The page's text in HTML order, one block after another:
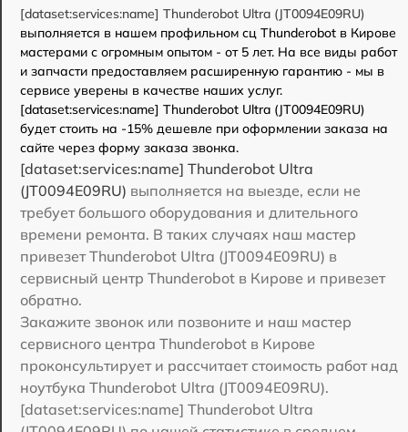
[dataset:services:name] Thunderobot Ultra (JT0094E09RU)
выполняется в нашем профильном сц Thunderobot в Кирове
мастерами с огромным опытом - от 5 лет. На все виды работ
и запчасти предоставляем расширенную гарантию - мы в
сервисе уверены в качестве наших услуг.
[dataset:services:name] Thunderobot Ultra (JT0094E09RU)
будет стоить на -15% дешевле при оформлении заказа на
сайте через форму заказа звонка.
[dataset:services:name] Thunderobot Ultra
(JT0094E09RU) выполняется на выезде, если не
требует большого оборудования и длительного
времени ремонта. В таких случаях наш мастер
привезет Thunderobot Ultra (JT0094E09RU) в
сервисный центр Thunderobot в Кирове и привезет
обратно.
Закажите звонок или позвоните и наш мастер
сервисного центра Thunderobot в Кирове
проконсультирует и рассчитает стоимость работ над
ноутбука Thunderobot Ultra (JT0094E09RU).
[dataset:services:name] Thunderobot Ultra